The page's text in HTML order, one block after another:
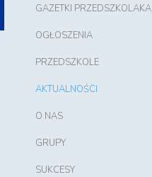
GAZETKI PRZEDSZKOLAKA
OGŁOSZENIA
PRZEDSZKOLE
AKTUALNOŚCI
O NAS
GRUPY
SUKCESY